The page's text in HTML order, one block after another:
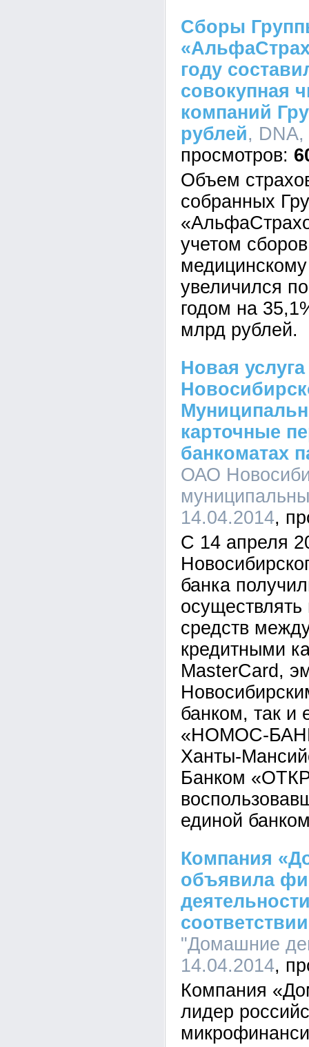
Сборы
году
совокупная
компаний
рублей,
Объем
собранных
учетом
увеличился
годом на
млрд рублей.
Новая
карточные
банкоматах
ОАО
14.04.2014
С 14 апреля
банка
средств
кредитными
MasterCard,
банком, так и
«НОМОС-
Ханты-
Банком
единой
Компания
объявила
"Домашние
14.04.2014
Компания
лидер